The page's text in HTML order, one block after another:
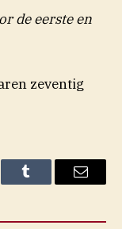
de eerste en
zeventig
Tumblr Email